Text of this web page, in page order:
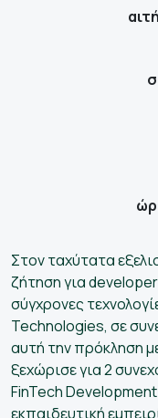
Στον ταχύτατα
ζήτηση για
σύγχρονες
Technologies, σε
αυτή την πρόκληση
ξεχώρισε για 2
FinTech
εκπαιδευτική